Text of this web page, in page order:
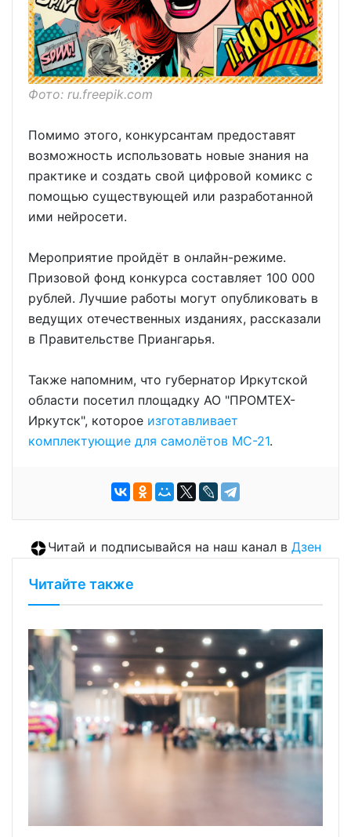
Фото: ru.freepik.com
Помимо этого, конкурсантам предоставят
возможность использовать новые знания на
практике и создать свой цифровой комикс с
помощью существующей или разработанной
ими нейросети.
Мероприятие пройдёт в онлайн-режиме.
Призовой фонд конкурса составляет 100 000
рублей. Лучшие работы могут опубликовать в
ведущих отечественных изданиях, рассказали
в Правительстве Приангарья.
Также напомним, что губернатор Иркутской
области посетил площадку АО "ПРОМТЕХ-
Иркутск", которое изготавливает
комплектующие для самолётов МС-21.
Читай и подписывайся на наш канал в Дзен
Читайте также